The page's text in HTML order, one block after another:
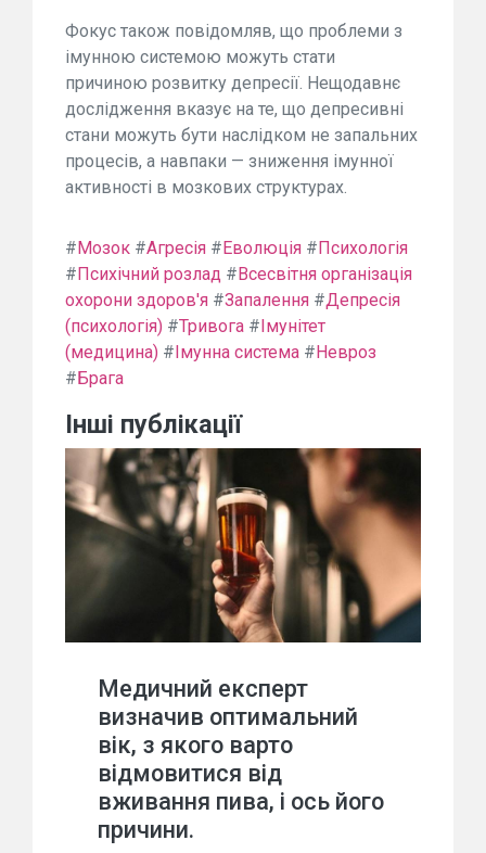
Фокус також повідомляв, що проблеми з
імунною системою можуть стати
причиною розвитку депресії. Нещодавнє
дослідження вказує на те, що депресивні
стани можуть бути наслідком не запальних
процесів, а навпаки — зниження імунної
активності в мозкових структурах.
# Мозок #Агресія # Еволюція # Психологія
# Психічний розлад # Всесвітня організація
охорони здоров'я #Запалення #Депресія
(психологія) #Тривога # Імунітет
(медицина) # Імунна система # Невроз
# Брага
Інші публікації
Медичний експерт
визначив оптимальний
вік, з якого варто
відмовитися від
вживання пива, і ось його
причини.